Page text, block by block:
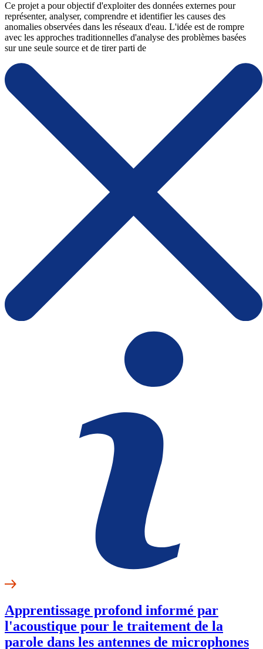
Ce projet a pour objectif d'exploiter des données externes pour
représenter, analyser, comprendre et identifier les causes des
anomalies observées dans les réseaux d'eau. L'idée est de rompre
avec les approches traditionnelles d'analyse des problèmes basées
sur une seule source et de tirer parti de
Apprentissage profond informé par
l'acoustique pour le traitement de la
parole dans les antennes de microphones